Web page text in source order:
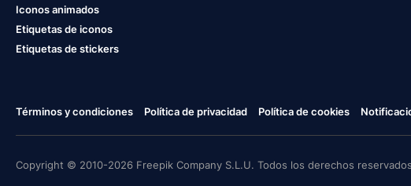
Iconos animados
Etiquetas de iconos
Etiquetas de stickers
Términos y condiciones Política de privacidad Política de cookies
Copyright © 2010-2026 Freepik Company S.L.U. Todos los derechos